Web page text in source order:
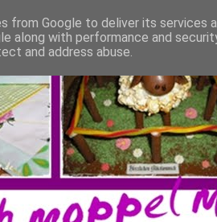
from Google to deliver its services
along with performance and
and address abuse.